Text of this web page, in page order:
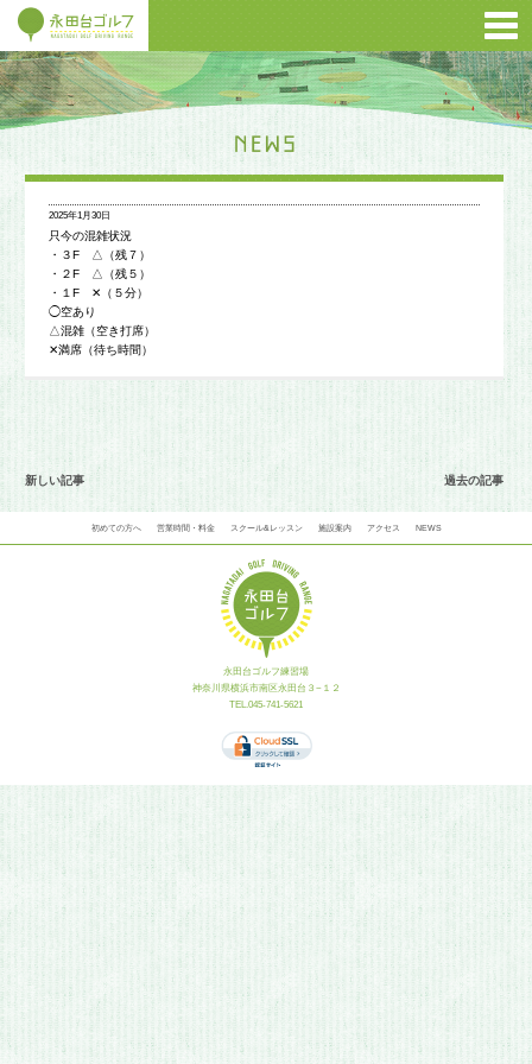
2025年1月30日
只今の混雑状況
・３F △（残７）
・２F △（残５）
・１F ✕（５分）
◯空あり
△混雑（空き打席）
✕満席（待ち時間）
新しい記事 過去の記事
初めての方へ 営業時間・料金 スクール&レッスン 施設案内 アクセス NEWS
永田台ゴルフ練習場
神奈川県横浜市南区永田台３−１２
TEL.045-741-5621